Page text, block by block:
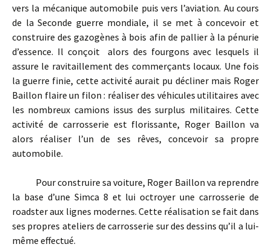
vers la mécanique automobile puis vers l’aviation. Au cours
de la Seconde guerre mondiale, il se met à concevoir et
construire des gazogènes à bois afin de pallier à la pénurie
d’essence. Il conçoit alors des fourgons avec lesquels il
assure le ravitaillement des commerçants locaux. Une fois
la guerre finie, cette activité aurait pu décliner mais Roger
Baillon flaire un filon : réaliser des véhicules utilitaires avec
les nombreux camions issus des surplus militaires. Cette
activité de carrosserie est florissante, Roger Baillon va
alors réaliser l’un de ses rêves, concevoir sa propre
automobile.
Pour construire sa voiture, Roger Baillon va reprendre
la base d’une Simca 8 et lui octroyer une carrosserie de
roadster aux lignes modernes. Cette réalisation se fait dans
ses propres ateliers de carrosserie sur des dessins qu’il a lui-
même effectué.